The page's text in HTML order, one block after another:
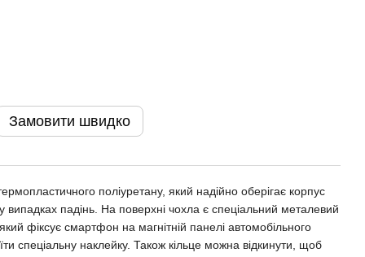
Замовити швидко
поліуретану, який надійно оберігає корпус
випадках падінь. На поверхні чохла є спеціальний металевий
фіксує смартфон на магнітній панелі автомобільного
спеціальну наклейку. Також кільце можна відкинути, щоб